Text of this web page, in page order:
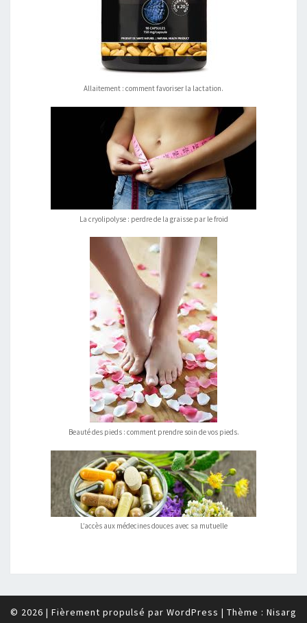
Allaitement : comment favoriser la lactation.
La cryolipolyse : perdre de la graisse par le froid
Beauté des pieds : comment prendre soin de vos pieds.
L’accès aux médecines douces avec sa mutuelle
© 2026 | Fièrement propulsé par WordPress | Thème : Nisarg